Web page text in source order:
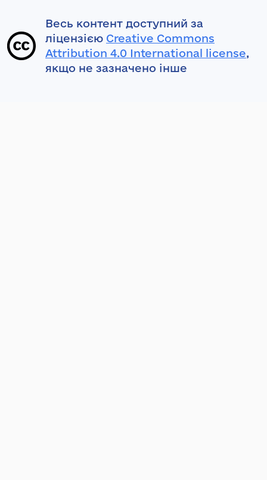
Весь контент доступний за
ліцензією Creative Commons
Attribution 4.0 International license,
якщо не зазначено інше